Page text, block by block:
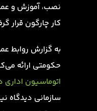
نصب، آموزش و
کار چارگون قرار
به گزارش روابط
حکومتی ارائه
اتوماسیون اداری
سازمانی دیدگاه